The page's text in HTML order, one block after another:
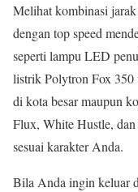
Melihat kombinasi
dengan top speed
seperti lampu LED
listrik Polytron Fox 350
di kota besar maupun
Flux, White Hustle,
sesuai karakter Anda.
Bila Anda ingin keluar